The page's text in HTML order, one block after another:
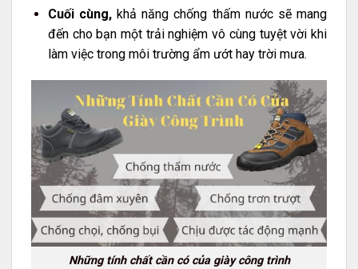
Cuối cùng,khả năng chống thấm nước sẽ mang
đến cho bạn một trải nghiệm vô cùng tuyệt vời khi
làm việc trong môi trường ẩm ướt hay trời mưa.
Những tính chất cần có của giày công trình